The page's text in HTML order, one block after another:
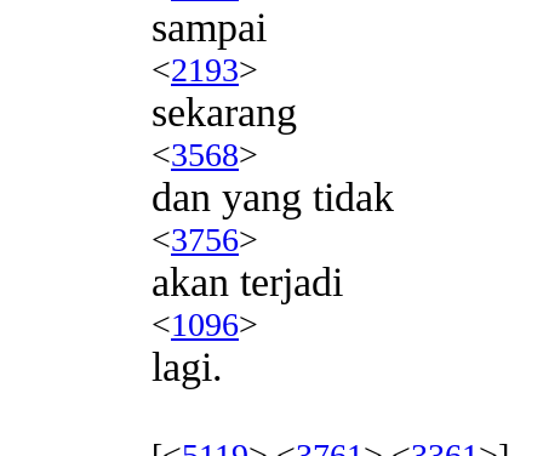
sampai
<2193>
sekarang
<3568>
dan yang tidak
<3756>
akan terjadi
<1096>
lagi.